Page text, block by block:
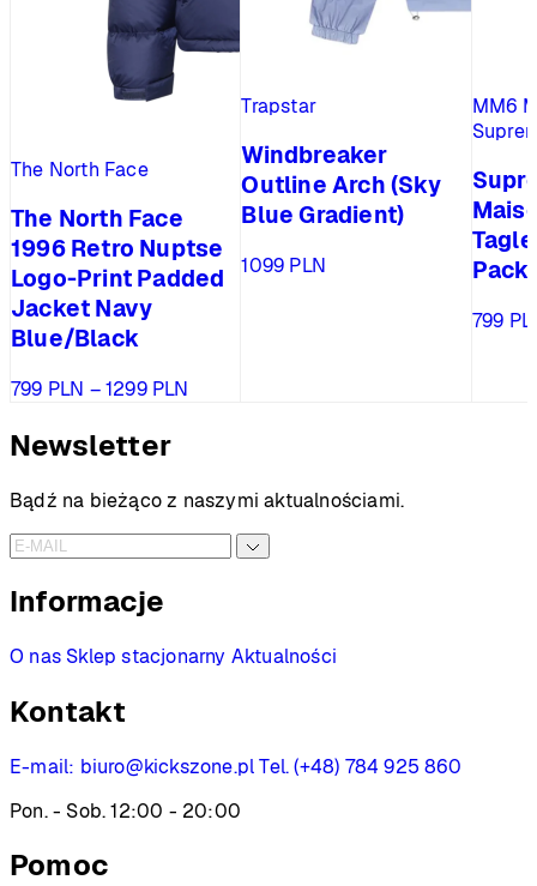
The North Face
The North Face
1996 Retro Nuptse
Logo-Print Padded
Jacket Navy
Blue/Black
799 PLN – 1299 PLN
1299 PLN
Trapstar
Windbreaker
Outline Arch (Sky
Blue Gradient)
1099 PLN
MM6
799
Newsletter
Bądź na bieżąco z naszymi aktualnościami.
Informacje
O nas Sklep stacjonarny Aktualności
Kontakt
E-mail: biuro@kickszone.pl Tel. (+48) 784 925 860
Pon. - Sob. 12:00 - 20:00
Pomoc